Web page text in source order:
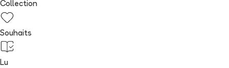
Collection
Souhaits
Lu